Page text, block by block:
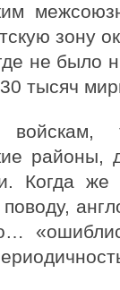
зону
не было
тысяч
районы,
Когда